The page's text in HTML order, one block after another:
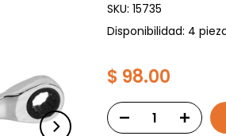
SKU: 15735
Disponibilidad: 4
$ 98.00